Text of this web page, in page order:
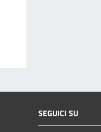
SEGUICI SU